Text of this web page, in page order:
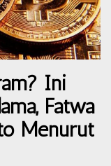
Ini
Fatwa
Menurut